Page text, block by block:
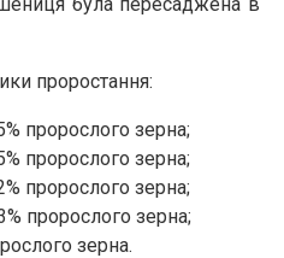
проростання:
пророслого зерна;
пророслого зерна;
пророслого зерна;
пророслого зерна;
зерна.